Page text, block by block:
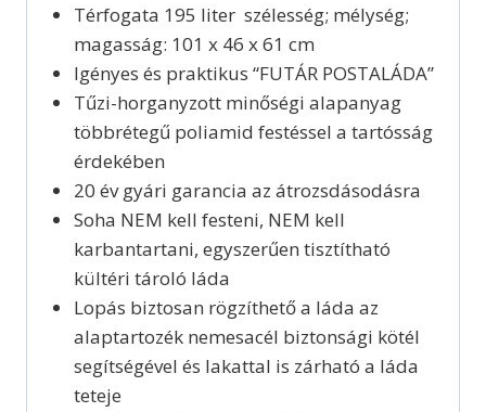
Térfogata 195 liter szélesség; mélység;
magasság: 101 x 46 x 61 cm
Igényes és praktikus “FUTÁR POSTALÁDA”
Tűzi-horganyzott minőségi alapanyag
többrétegű poliamid festéssel a tartósság
érdekében
20 év gyári garancia az átrozsdásodásra
Soha NEM kell festeni, NEM kell
karbantartani, egyszerűen tisztítható
kültéri tároló láda
Lopás biztosan rögzíthető a láda az
alaptartozék nemesacél biztonsági kötél
segítségével és lakattal is zárható a láda
teteje